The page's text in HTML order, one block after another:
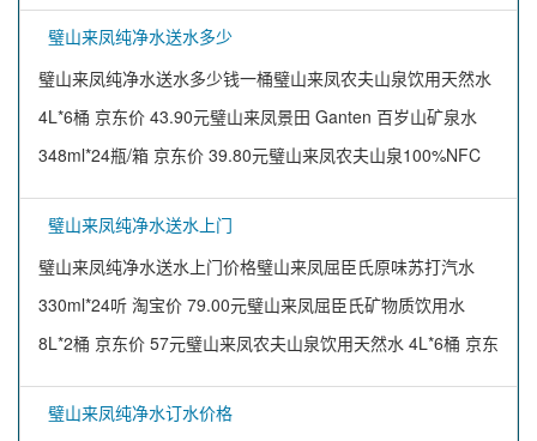
璧山来凤纯净水送水多少
璧山来凤纯净水送水多少钱一桶璧山来凤农夫山泉饮用天然水
4L*6桶 京东价 43.90元璧山来凤景田 Ganten 百岁山矿泉水
348ml*24瓶/箱 京东价 39.80元璧山来凤农夫山泉100%NFC
璧山来凤纯净水送水上门
璧山来凤纯净水送水上门价格璧山来凤屈臣氏原味苏打汽水
330ml*24听 淘宝价 79.00元璧山来凤屈臣氏矿物质饮用水
8L*2桶 京东价 57元璧山来凤农夫山泉饮用天然水 4L*6桶 京东
璧山来凤纯净水订水价格